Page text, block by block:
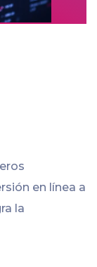
en línea a
la